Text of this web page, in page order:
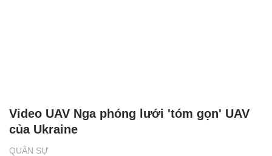
QUÂN SỰ
Video UAV Nga phóng lưới 'tóm gọn' UAV
của Ukraine